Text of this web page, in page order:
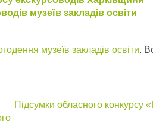
музеїв закладів освіти
музеїв закладів освіти.
Підсумки обласного конкурсу